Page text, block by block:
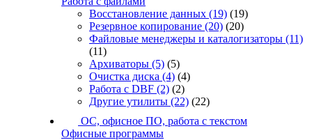
Восстановление данных (19) (19)
Резервное копирование (20) (20)
Файловые менеджеры и каталогизаторы (11)
(11)
Архиваторы (5) (5)
Очистка диска (4) (4)
Работа с DBF (2) (2)
Другие утилиты (22) (22)
ОС, офисное ПО, работа с текстом
Офисные программы